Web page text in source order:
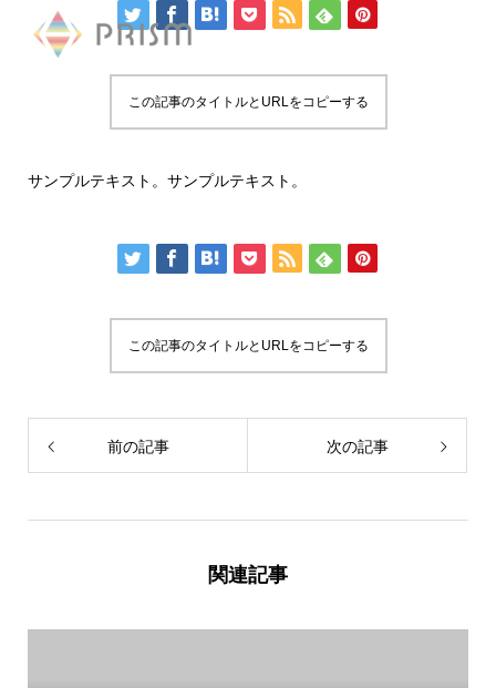
ブログサンプル1
この記事のタイトルとURLをコピーする
サンプルテキスト。サンプルテキスト。
この記事のタイトルとURLをコピーする
前の記事 次の記事
関連記事